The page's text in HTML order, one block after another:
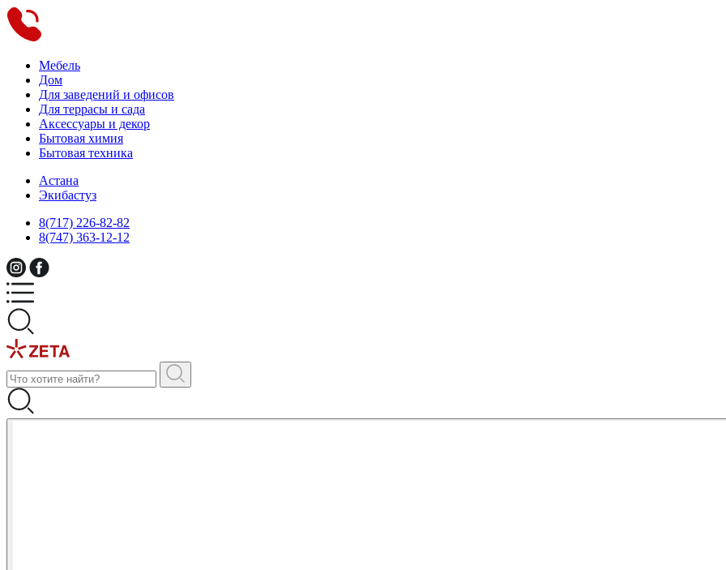
Мебель
Дом
Для заведений и офисов
Для террасы и сада
Аксессуары и декор
Бытовая химия
Бытовая техника
Астана
Экибастуз
8(717) 226-82-82
8(747) 363-12-12